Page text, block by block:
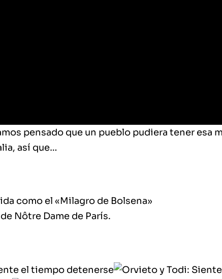
pensado que un pueblo pudiera tener esa
así que…
como el «Milagro de Bolsena»
Nôtre Dame de París.